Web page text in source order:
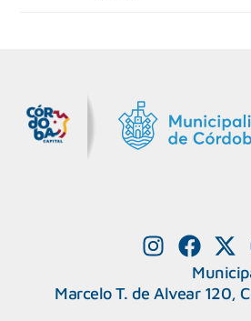
Marcelo T. de Alvear 120,